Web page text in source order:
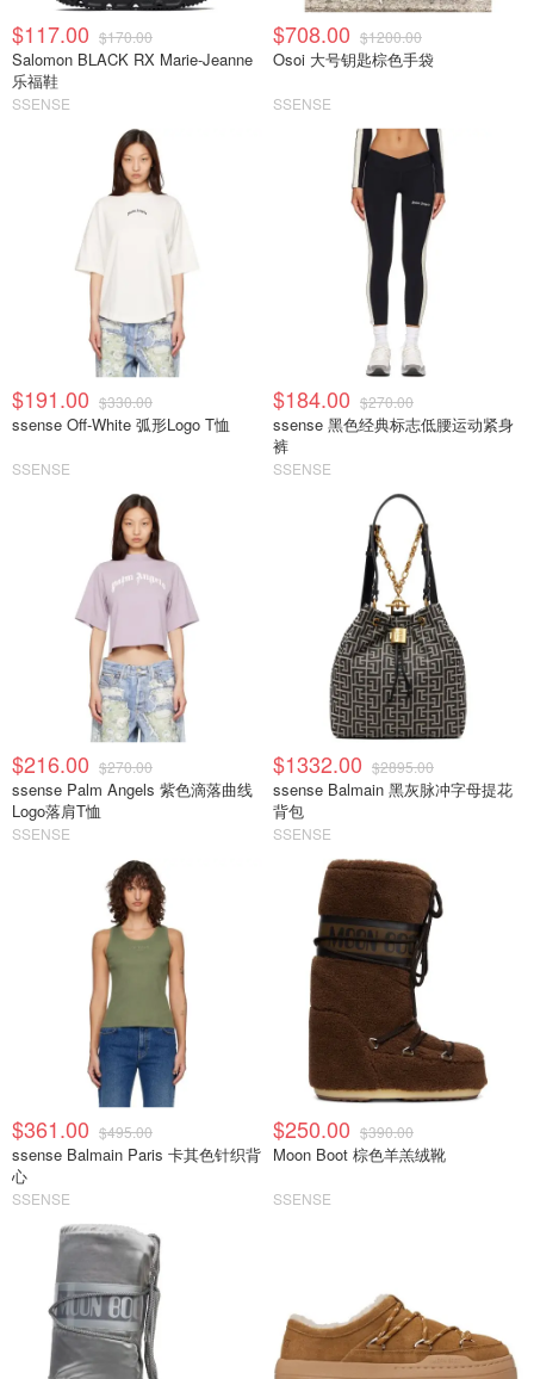
$117.00 $170.00
Salomon BLACK RX Marie-Jeanne
乐福鞋
SSENSE
$708.00 $1200.00
Osoi 大号钥匙棕色手袋
SSENSE
$191.00 $330.00
ssense Off-White 弧形Logo T恤
SSENSE
$184.00 $270.00
ssense 黑色经典标志低腰运动紧身
裤
SSENSE
$216.00 $270.00
ssense Palm Angels 紫色滴落曲线
Logo落肩T恤
SSENSE
$1332.00 $2895.00
ssense Balmain 黑灰脉冲字母提花
背包
SSENSE
$361.00 $495.00
ssense Balmain Paris 卡其色针织背
心
SSENSE
$250.00 $390.00
Moon Boot 棕色羊羔绒靴
SSENSE